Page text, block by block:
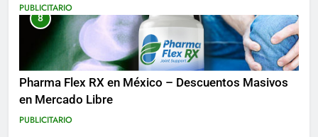
PUBLICITARIO
8
Pharma Flex RX en México – Descuentos Masivos
en Mercado Libre
PUBLICITARIO